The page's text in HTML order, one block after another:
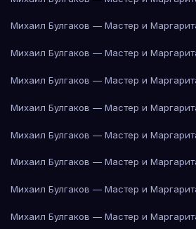
Михаил Булгаков — Мастер и
Михаил Булгаков — Мастер и
Михаил Булгаков — Мастер и
Михаил Булгаков — Мастер и
Михаил Булгаков — Мастер и
Михаил Булгаков — Мастер и
Михаил Булгаков — Мастер и
Михаил Булгаков — Мастер и